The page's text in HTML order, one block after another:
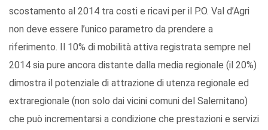
scostamento al 2014 tra costi e ricavi per il P.O. Val d’Agri
non deve essere l’unico parametro da prendere a
riferimento. Il 10% di mobilità attiva registrata sempre nel
2014 sia pure ancora distante dalla media regionale (il 20%)
dimostra il potenziale di attrazione di utenza regionale ed
extraregionale (non solo dai vicini comuni del Salernitano)
che può incrementarsi a condizione che prestazioni e servizi